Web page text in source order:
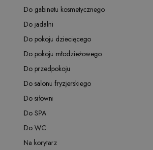
Do gabinetu kosmetycznego
Do jadalni
Do pokoju dziecięcego
Do pokoju młodzieżowego
Do przedpokoju
Do salonu fryzjerskiego
Do siłowni
Do SPA
Do WC
Na korytarz